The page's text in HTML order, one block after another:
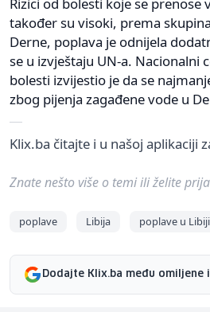
također su visoki, prema
Derne, poplava je odnijela
se u izvještaju UN-a. Nacionalni
bolesti izvijestio je da se
zbog pijenja zagađene vode u
Klix.ba čitajte i u našoj aplikaciji
Znate nešto više o temi ili želite
poplave Libija poplave u Libiji
Dodajte Klix.ba među omiljene